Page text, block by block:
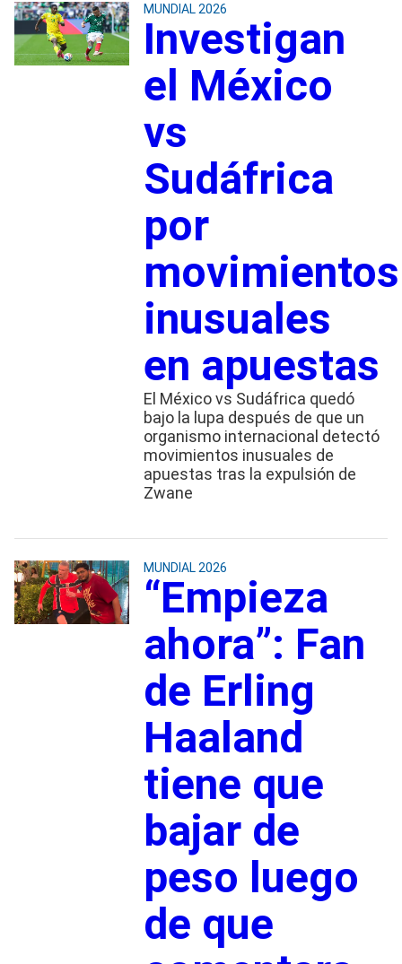
MUNDIAL 2026
Investigan
el México
vs
Sudáfrica
por
movimientos
inusuales
en apuestas
El México vs Sudáfrica quedó
bajo la lupa después de que un
organismo internacional detectó
movimientos inusuales de
apuestas tras la expulsión de
Zwane
MUNDIAL 2026
“Empieza
ahora”: Fan
de Erling
Haaland
tiene que
bajar de
peso luego
de que